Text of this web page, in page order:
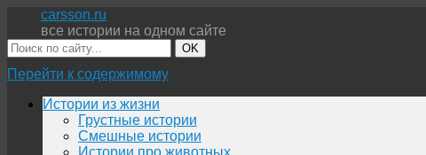
carsson.ru
все истории на одном сайте
OK
Перейти к содержимому
Истории из жизни
Грустные истории
Смешные истории
Истории про животных